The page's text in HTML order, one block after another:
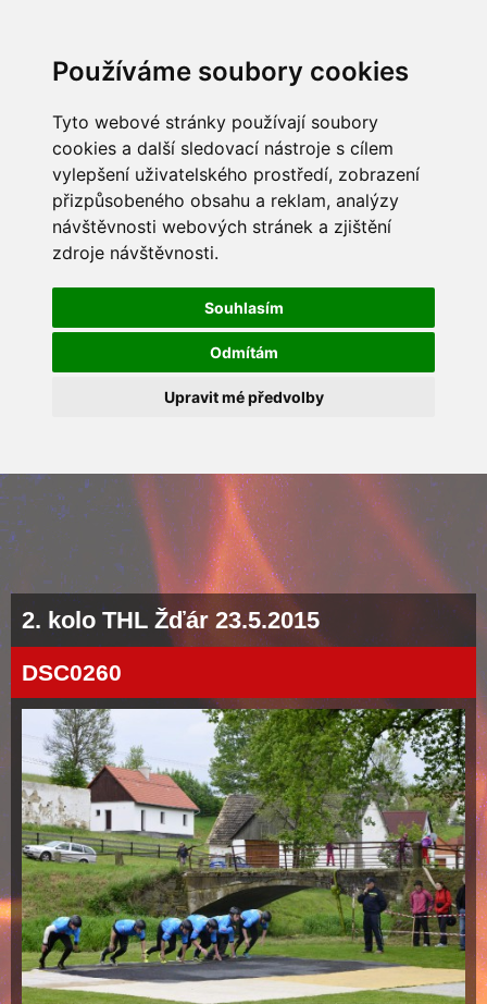
Používáme soubory cookies
Tyto webové stránky používají soubory
cookies a další sledovací nástroje s cílem
vylepšení uživatelského prostředí, zobrazení
přizpůsobeného obsahu a reklam, analýzy
návštěvnosti webových stránek a zjištění
zdroje návštěvnosti.
Souhlasím
Odmítám
Upravit mé předvolby
2. kolo THL Žďár 23.5.2015
DSC0260